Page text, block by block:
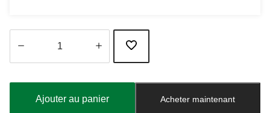
Ajouter au panier Acheter maintenant